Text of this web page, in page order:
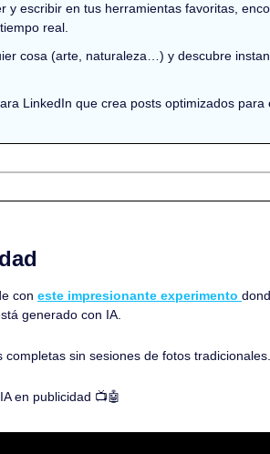
y escribir en tus herramientas favoritas,
real.
cosa (arte, naturaleza…) y descubre
LinkedIn que crea posts optimizados para
con este impresionante experimento
generado con IA.
sin sesiones de fotos tradicionales.
en publicidad 📺🤖